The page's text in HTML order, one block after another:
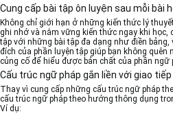
Cung cấp bài tập ôn luyện sau mỗi bài
Không chỉ giới hạn ở những kiến thức lý
ghi nhớ và nắm vững kiến thức ngay khi học,
tập với những bài tập đa dạng như điền
đích của phần luyện tập giúp bạn không
củng cố để hiểu được bản chất của phần ngữ
Cấu trúc ngữ pháp gắn liền với giao
Thay vì cung cấp những cấu trúc ngữ pháp
cấu trúc ngữ pháp theo hướng thông dụng
Ví dụ: